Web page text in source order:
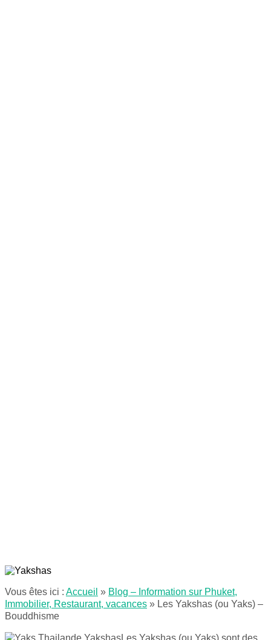
Vous êtes ici : Accueil » Blog – Information sur Phuket,
Immobilier, Restaurant, vacances » Les Yakshas (ou Yaks) –
Bouddhisme